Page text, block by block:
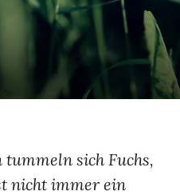
sich Fuchs,
nicht immer ein